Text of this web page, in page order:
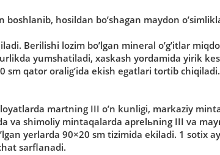
hosildan boʼshagan maydon
Berilishi lozim boʼlgan mineral oʼgʼitlar
yumshatiladi, xaskash yordamida yirik
sm qator oraligʼida ekish egatlari tortib chiqiladi.
martning III oʼn kunligi, markaziy
va shimoliy mintaqalarda aprelьning III va
yerlarda 90×20 sm tizimida ekiladi. 1 sotix
sarflanadi.